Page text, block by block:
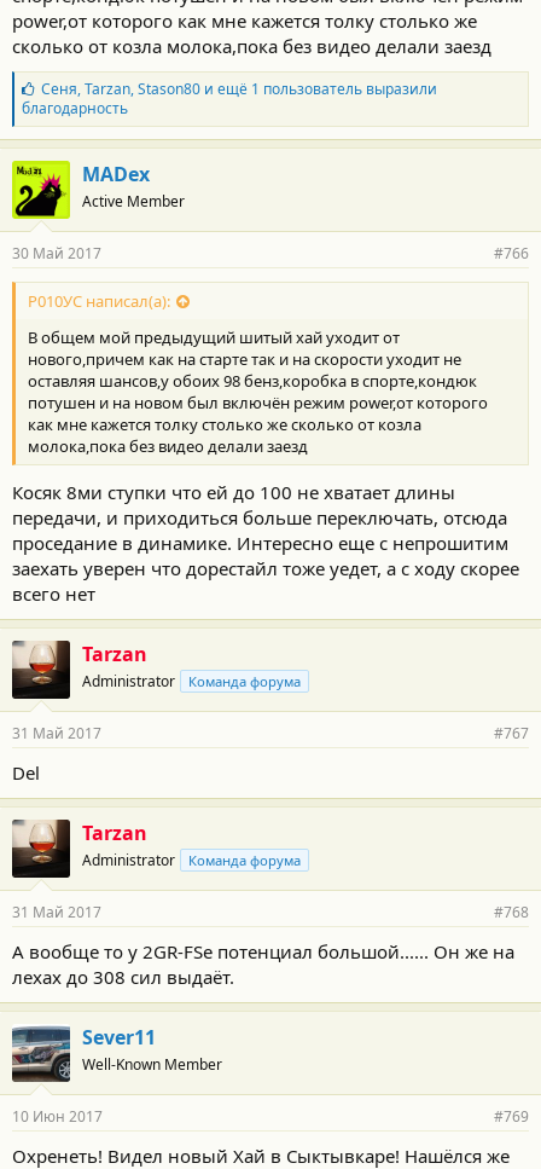
power,от которого как мне кажется толку столько же
сколько от козла молока,пока без видео делали заезд
Б
л
а
г
о
д
а
р
о
с
т
:
Сеня,Tarzan,Stason80и ещё 1 пользователь выразили
благодарность
MADex
Active Member
30 Май 2017 #766
Р010УС написал(а):
В общем мой предыдущий шитый хай уходит от
нового,причем как на старте так и на скорости уходит не
оставляя шансов,у обоих 98 бенз,коробка в спорте,кондюк
потушен и на новом был включён режим power,от которого
как мне кажется толку столько же сколько от козла
молока,пока без видео делали заезд
Косяк 8ми ступки что ей до 100 не хватает длины
передачи, и приходиться больше переключать, отсюда
проседание в динамике. Интересно еще с непрошитим
заехать уверен что дорестайл тоже уедет, а с ходу скорее
всего нет
Tarzan
Administrator Команда форума
31 Май 2017 #767
Del
Tarzan
Administrator Команда форума
31 Май 2017 #768
А вообще то у 2GR-FSe потенциал большой...... Он же на
лехах до 308 сил выдаёт.
Sever11
Well-Known Member
10 Июн 2017 #769
Охренеть! Видел новый Хай в Сыктывкаре! Нашёлся же